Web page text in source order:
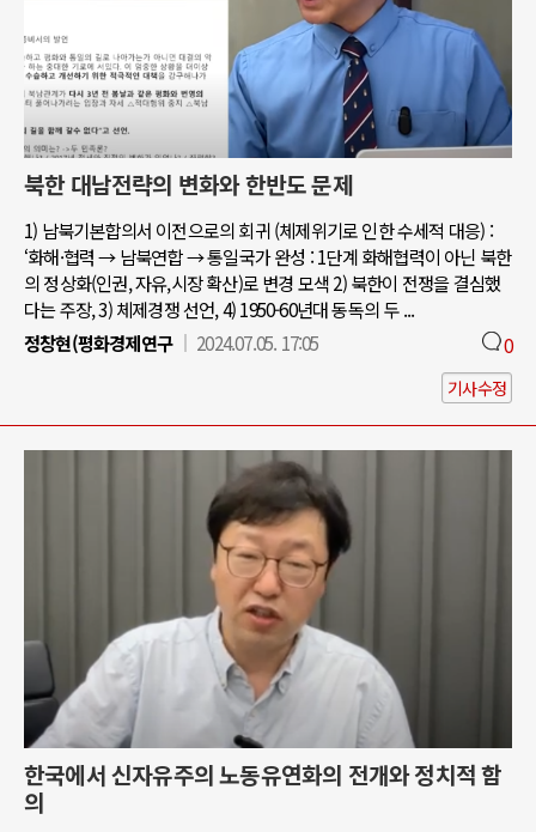
북한 대남전략의 변화와 한반도 문제
1) 남북기본합의서 이전으로의 회귀 (체제위기로 인한 수세적 대응) :
‘화해·협력 → 남북연합 → 통일국가 완성 : 1단계 화해협력이 아닌 북한
의 정상화(인권, 자유,시장 확산)로 변경 모색 2) 북한이 전쟁을 결심했
다는 주장, 3) 체제경쟁 선언, 4) 1950-60년대 동독의 두 ...
정창현(평화경제연구
2024.07.05. 17:05 0
기사수정
한국에서 신자유주의 노동유연화의 전개와 정치적 함
의